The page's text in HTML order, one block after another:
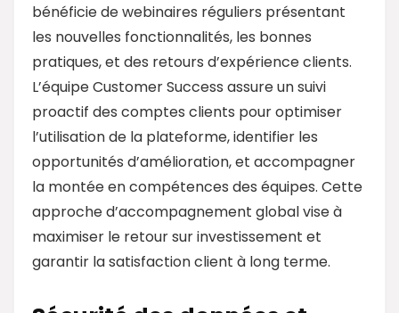
bénéficie de webinaires réguliers présentant
les nouvelles fonctionnalités, les bonnes
pratiques, et des retours d’expérience clients.
L’équipe Customer Success assure un suivi
proactif des comptes clients pour optimiser
l’utilisation de la plateforme, identifier les
opportunités d’amélioration, et accompagner
la montée en compétences des équipes. Cette
approche d’accompagnement global vise à
maximiser le retour sur investissement et
garantir la satisfaction client à long terme.